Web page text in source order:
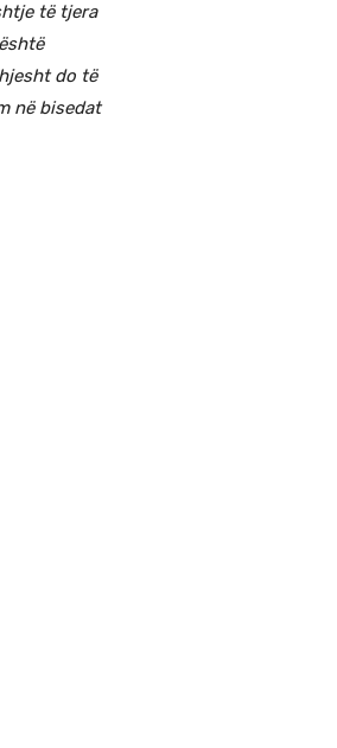
të tjera
do të
në bisedat